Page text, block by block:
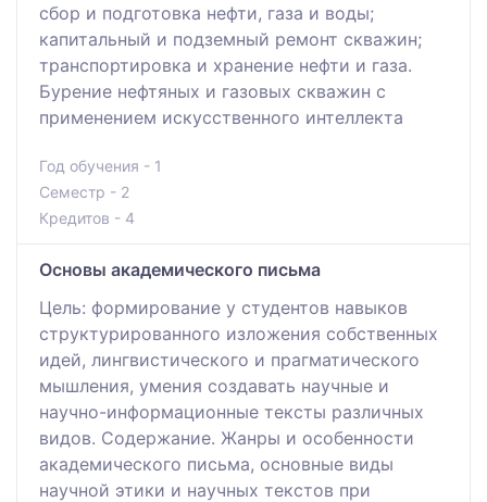
сбор и подготовка нефти, газа и воды;
капитальный и подземный ремонт скважин;
транспортировка и хранение нефти и газа.
Бурение нефтяных и газовых скважин с
применением искусственного интеллекта
Год обучения - 1
Семестр - 2
Кредитов - 4
Основы академического письма
Цель: формирование у студентов навыков
структурированного изложения собственных
идей, лингвистического и прагматического
мышления, умения создавать научные и
научно-информационные тексты различных
видов. Содержание. Жанры и особенности
академического письма, основные виды
научной этики и научных текстов при